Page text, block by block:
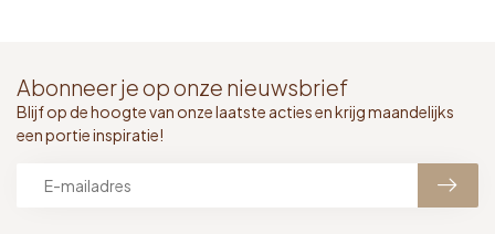
Abonneer je op onze nieuwsbrief
Blijf op de hoogte van onze laatste acties en krijg maandelijks
een portie inspiratie!